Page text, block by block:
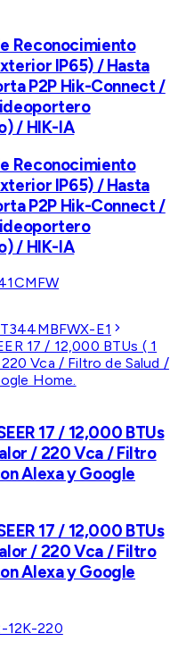
Reconocimiento
IP65) / Hasta
P2P Hik-Connect /
/ HIK-IA
Reconocimiento
IP65) / Hasta
P2P Hik-Connect /
/ HIK-IA
E1
17 / 12,000 BTUs
/ 220 Vca / Filtro
Alexa y Google
17 / 12,000 BTUs
/ 220 Vca / Filtro
Alexa y Google
12K-220